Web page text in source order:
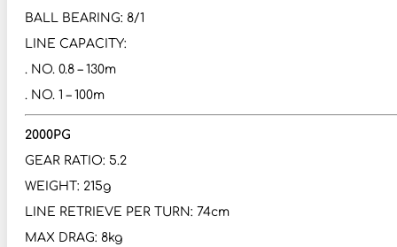
BALL BEARING: 8/1
LINE CAPACITY:
. NO. 0.8 – 130m
. NO. 1 – 100m
2000PG
GEAR RATIO: 5.2
WEIGHT: 215g
LINE RETRIEVE PER TURN: 74cm
MAX DRAG: 8kg